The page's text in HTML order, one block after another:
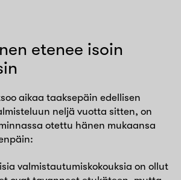
etenee isoin
aikaa taaksepäin edellisen
neljä vuotta sitten, on
otettu hänen mukaansa
valmistautumiskokouksia on ollut